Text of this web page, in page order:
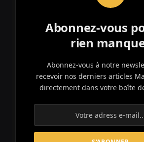
Abonnez-vous
rien
Abonnez-vous à notre
recevoir nos derniers articles
directement dans votre boîte